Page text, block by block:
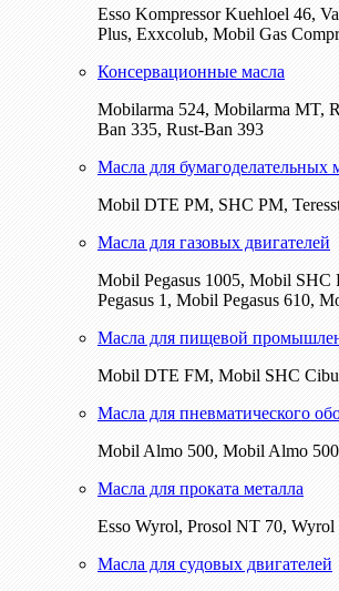
Esso Kompressor Kuehloel 46,
Plus, Exxcolub, Mobil Gas
Консервационные масла
Mobilarma 524, Mobilarma MT,
Ban 335, Rust-Ban 393
Масла для бумагоделательных
Mobil DTE РМ, SHC PM,
Масла для газовых двигателей
Mobil Pegasus 1005, Mobil SHC
Pegasus 1, Mobil Pegasus 610,
Масла для пищевой
Mobil DTE FM, Mobil SHC
Масла для пневматического
Mobil Almo 500, Mobil Almo 500
Масла для проката металла
Esso Wyrol, Prosol NT 70, Wyrol
Масла для судовых двигателей